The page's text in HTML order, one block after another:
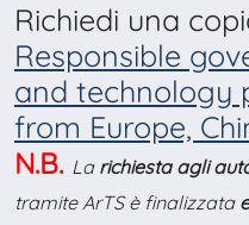
Richiedi una
Responsible
and technology
from Europe,
N.B. La richiesta agli
tramite ArTS è finalizzata